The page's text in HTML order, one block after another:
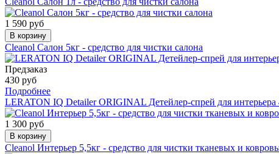
1 590 руб
В корзину
Cleanol Салон 5кг - средство для чистки салона
Предзаказ
430 руб
Подробнее
LERATON IQ Detailer ORIGINAL Детейлер-спрей для интерьера
1 300 руб
В корзину
Cleanol Интерьер 5,5кг - средство для чистки тканевых и